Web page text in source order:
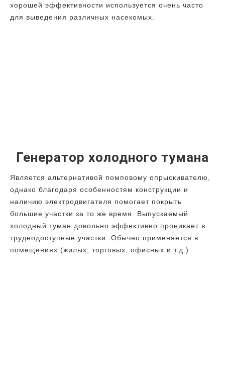
хорошей эффективности используется очень часто
для выведения различных насекомых.
Генератор холодного тумана
Является альтернативой помповому опрыскивателю,
однако благодаря особенностям конструкции и
наличию электродвигателя помогает покрыть
большие участки за то же время. Выпускаемый
холодный туман довольно эффективно проникает в
труднодоступные участки. Обычно применяется в
помещениях (жилых, торговых, офисных и т.д.)